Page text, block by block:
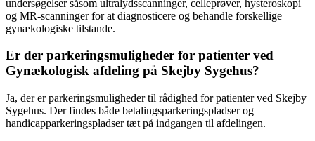
undersøgelser såsom ultralydsscanninger, celleprøver, hysteroskopi
og MR-scanninger for at diagnosticere og behandle forskellige
gynækologiske tilstande.
Er der parkeringsmuligheder for patienter ved
Gynækologisk afdeling på Skejby Sygehus?
Ja, der er parkeringsmuligheder til rådighed for patienter ved Skejby
Sygehus. Der findes både betalingsparkeringspladser og
handicapparkeringspladser tæt på indgangen til afdelingen.